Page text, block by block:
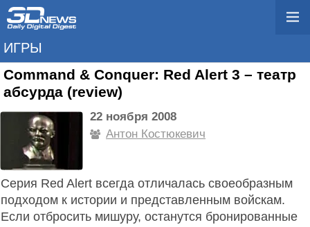
ИГРЫ
Command & Conquer: Red Alert 3 – театр
абсурда (review)
22 ноября 2008
Антон Костюкевич
Серия Red Alert всегда отличалась своеобразным
подходом к истории и представленным войскам.
Если отбросить мишуру, останутся бронированные